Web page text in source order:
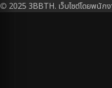
© 2025 3BBTH. เว็บไซต์โดยพนัก